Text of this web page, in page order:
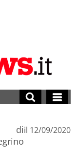
diil 12/09/2020